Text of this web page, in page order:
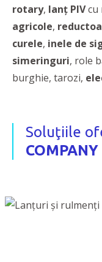
rotary, lanț PIVcu
agricole,
curele, inele de
simeringuri, role
burghie, tarozi,
Soluţiile
COMPANY